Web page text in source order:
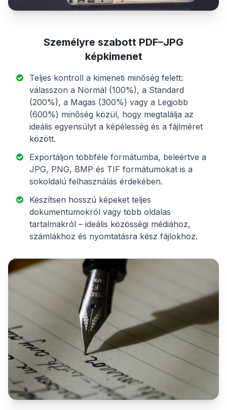
Személyre szabott PDF–JPG
képkimenet
Teljes kontroll a kimeneti minőség felett:
válasszon a Normál (100%), a Standard
(200%), a Magas (300%) vagy a Legjobb
(600%) minőség közül, hogy megtalálja az
ideális egyensúlyt a képélesség és a fájlméret
között.
Exportáljon többféle formátumba, beleértve a
JPG, PNG, BMP és TIF formátumokat is a
sokoldalú felhasználás érdekében.
Készítsen hosszú képeket teljes
dokumentumokról vagy több oldalas
tartalmakról – ideális közösségi médiához,
számlákhoz és nyomtatásra kész fájlokhoz.